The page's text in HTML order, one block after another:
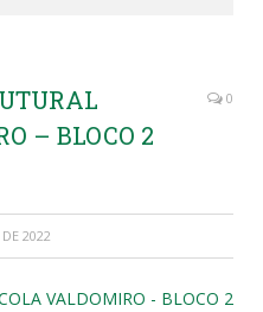
– BLOCO 2
0
2022
VALDOMIRO - BLOCO 2